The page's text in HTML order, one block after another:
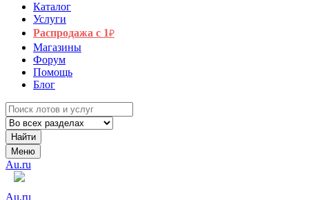
Каталог
Услуги
Распродажа с 1₽
Магазины
Форум
Помощь
Блог
Найти
Меню
Au.ru
Au.ru